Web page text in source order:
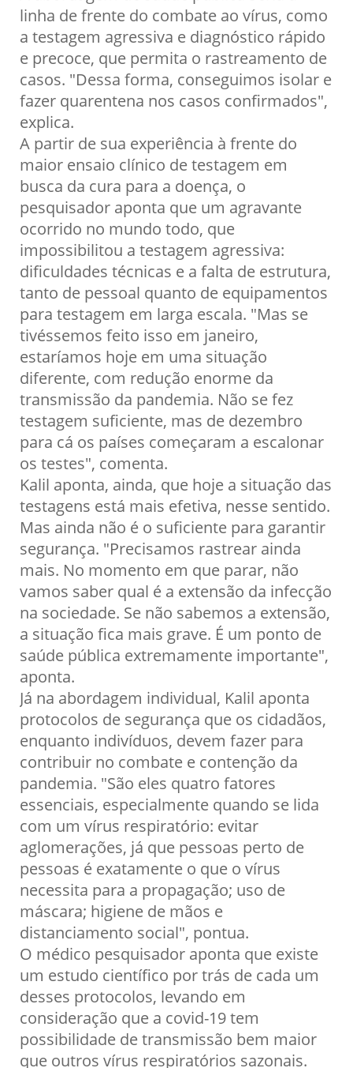
linha de frente do combate ao vírus, como
a testagem agressiva e diagnóstico rápido
e precoce, que permita o rastreamento de
casos. "Dessa forma, conseguimos isolar e
fazer quarentena nos casos confirmados",
explica.
A partir de sua experiência à frente do
maior ensaio clínico de testagem em
busca da cura para a doença, o
pesquisador aponta que um agravante
ocorrido no mundo todo, que
impossibilitou a testagem agressiva:
dificuldades técnicas e a falta de estrutura,
tanto de pessoal quanto de equipamentos
para testagem em larga escala. "Mas se
tivéssemos feito isso em janeiro,
estaríamos hoje em uma situação
diferente, com redução enorme da
transmissão da pandemia. Não se fez
testagem suficiente, mas de dezembro
para cá os países começaram a escalonar
os testes", comenta.
Kalil aponta, ainda, que hoje a situação das
testagens está mais efetiva, nesse sentido.
Mas ainda não é o suficiente para garantir
segurança. "Precisamos rastrear ainda
mais. No momento em que parar, não
vamos saber qual é a extensão da infecção
na sociedade. Se não sabemos a extensão,
a situação fica mais grave. É um ponto de
saúde pública extremamente importante",
aponta.
Já na abordagem individual, Kalil aponta
protocolos de segurança que os cidadãos,
enquanto indivíduos, devem fazer para
contribuir no combate e contenção da
pandemia. "São eles quatro fatores
essenciais, especialmente quando se lida
com um vírus respiratório: evitar
aglomerações, já que pessoas perto de
pessoas é exatamente o que o vírus
necessita para a propagação; uso de
máscara; higiene de mãos e
distanciamento social", pontua.
O médico pesquisador aponta que existe
um estudo científico por trás de cada um
desses protocolos, levando em
consideração que a covid-19 tem
possibilidade de transmissão bem maior
que outros vírus respiratórios sazonais.